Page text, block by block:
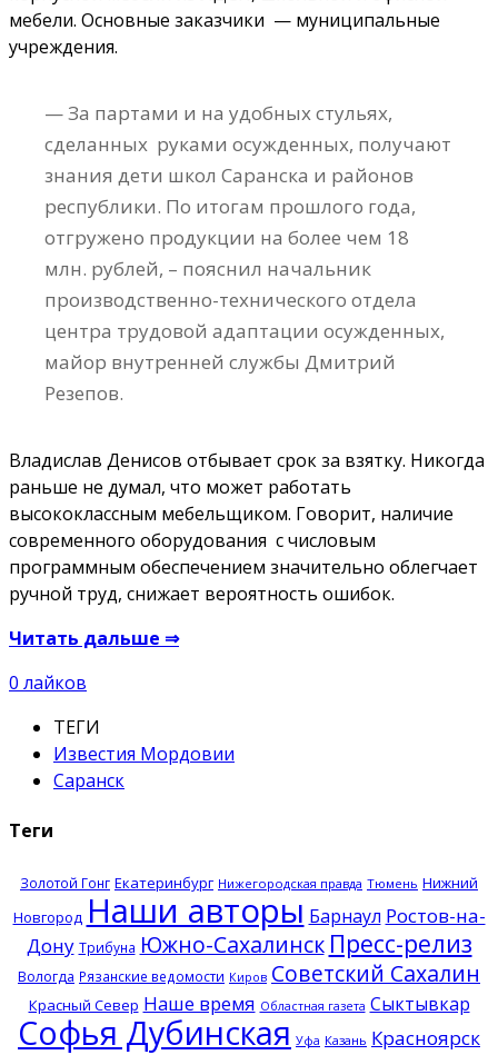
мебели. Основные заказчики — муниципальные
учреждения.
— За партами и на удобных стульях,
сделанных руками осужденных, получают
знания дети школ Саранска и районов
республики. По итогам прошлого года,
отгружено продукции на более чем 18
млн. рублей, – пояснил начальник
производственно-технического отдела
центра трудовой адаптации осужденных,
майор внутренней службы Дмитрий
Резепов.
Владислав Денисов отбывает срок за взятку. Никогда
раньше не думал, что может работать
высококлассным мебельщиком. Говорит, наличие
современного оборудования с числовым
программным обеспечением значительно облегчает
ручной труд, снижает вероятность ошибок.
Читать дальше ⇒
0 лайков
ТЕГИ
Известия Мордовии
Саранск
Теги
Золотой Гонг Екатеринбург Нижегородская правда Тюмень Нижний
Новгород Наши авторы Барнаул Ростов-на-
Дону Трибуна Южно-Сахалинск Пресс-релиз
Вологда Рязанские ведомости Киров Советский Сахалин
Красный Север Наше время Областная газета Сыктывкар
Софья Дубинская Уфа Казань Красноярск